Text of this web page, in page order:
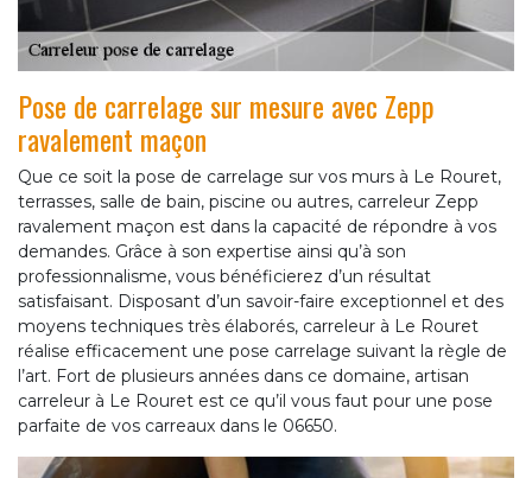
Pose de carrelage sur mesure avec Zepp
ravalement maçon
Que ce soit la pose de carrelage sur vos murs à Le Rouret,
terrasses, salle de bain, piscine ou autres, carreleur Zepp
ravalement maçon est dans la capacité de répondre à vos
demandes. Grâce à son expertise ainsi qu’à son
professionnalisme, vous bénéficierez d’un résultat
satisfaisant. Disposant d’un savoir-faire exceptionnel et des
moyens techniques très élaborés, carreleur à Le Rouret
réalise efficacement une pose carrelage suivant la règle de
l’art. Fort de plusieurs années dans ce domaine, artisan
carreleur à Le Rouret est ce qu’il vous faut pour une pose
parfaite de vos carreaux dans le 06650.